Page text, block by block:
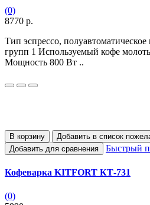
(0)
8770 р.
Тип эспрессо,
групп 1 Используемый кофе
Мощность 800 Вт ..
В корзину
Добавить в список
Добавить для сравнения
Быстрый
Кофеварка KITFORT КТ-731
(0)